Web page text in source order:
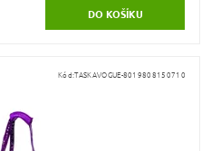
Kód:TASKAVOGUE-8019808150710